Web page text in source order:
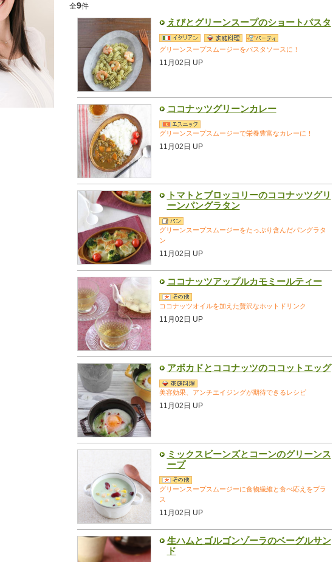
全9件
えびとグリーンスープのショートパスタ
グリーンスープスムージーをパスタソースに！
11月02日 UP
ココナッツグリーンカレー
グリーンスープスムージーで栄養豊富なカレーに！
11月02日 UP
トマトとブロッコリーのココナッツグリ
ーンパングラタン
グリーンスープスムージーをたっぷり含んだパングラタ
ン
11月02日 UP
ココナッツアップルカモミールティー
ココナッツオイルを加えた贅沢なホットドリンク
11月02日 UP
アボカドとココナッツのココットエッグ
美容効果、アンチエイジングが期待できるレシピ
11月02日 UP
ミックスビーンズとコーンのグリーンス
ープ
グリーンスープスムージーに食物繊維と食べ応えをプラ
ス
11月02日 UP
生ハムとゴルゴンゾーラのベーグルサン
ド